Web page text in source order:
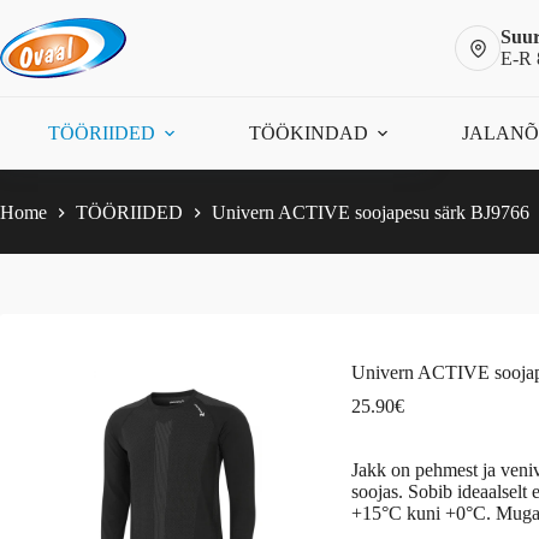
content
25.90€
product
has
variants.
options
the
product
E-R
TÖÖRIIDED TÖÖKINDAD
Home TÖÖRIIDED Univern ACTIVE soojapesu särk BJ9766
Univern ACTIVE
25.90€
Jakk on pehmest ja
soojas. Sobib ideaalselt
+15°C kuni +0°C.